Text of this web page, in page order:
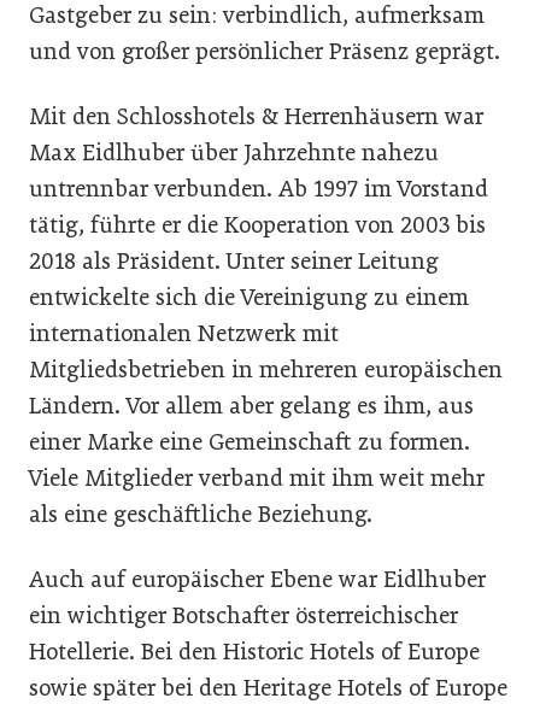
Gastgeber zu sein: verbindlich, aufmerksam
und von großer persönlicher Präsenz geprägt.
Mit den Schlosshotels & Herrenhäusern war
Max Eidlhuber über Jahrzehnte nahezu
untrennbar verbunden. Ab 1997 im Vorstand
tätig, führte er die Kooperation von 2003 bis
2018 als Präsident. Unter seiner Leitung
entwickelte sich die Vereinigung zu einem
internationalen Netzwerk mit
Mitgliedsbetrieben in mehreren europäischen
Ländern. Vor allem aber gelang es ihm, aus
einer Marke eine Gemeinschaft zu formen.
Viele Mitglieder verband mit ihm weit mehr
als eine geschäftliche Beziehung.
Auch auf europäischer Ebene war Eidlhuber
ein wichtiger Botschafter österreichischer
Hotellerie. Bei den Historic Hotels of Europe
sowie später bei den Heritage Hotels of Europe